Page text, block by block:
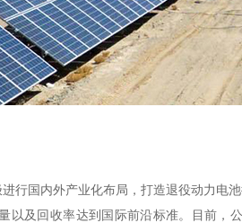
行国内外产业化布局，打造退役动力电
及回收率达到国际前沿标准。目前，